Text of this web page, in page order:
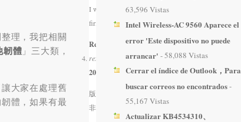
理，我把相關
體 」三大類，
大家在處理舊
體 ，如果有最
I want fortigate rugged 60d
firmware cant find ?
Responder
rex chiu dice:
2025/12/15 en 12:25 PM
版大佛心救了我
非常感謝
63,596 Vistas
Intel Wireless-AC 9560 Aparece el
error 'Este dispositivo no puede
arrancar' - 58,088 Vistas
Cerrar el índice de Outlook，Para
buscar correos no encontrados-
55,167 Vistas
Actualizar KB4534310、